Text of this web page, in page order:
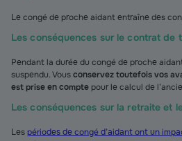
Le congé de proche aidant entraîne des
Les conséquences sur le contrat de
Pendant la durée du congé de proche
suspendu. Vousconservez toutefois vos
est prise en compte pour le calcul de
Les conséquences sur la retraite et
Les périodes de congé d’aidant ont un